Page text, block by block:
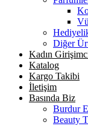
Diğer
Kadın
Katalog
Kargo Takibi
İletişim
Basında Biz
Burdur
Beauty